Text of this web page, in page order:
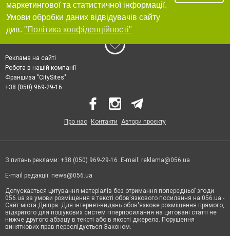
маркетингової та статистичної інформації.
Умови обробки даних відвідувачів сайту
див. "Політика конфіденційності"
Реклама на сайті
Робота в нашій компанії
Франшиза "CitySites"
+38 (050) 969-29-16
Про нас Контакти Автори проєкту
З питань реклами: +38 (050) 969-29-16. E-mail: reklama@056.ua
E-mail редакції: news@056.ua
Допускається цитування матеріалів без отримання попередньої згоди
056.ua за умови розміщення в тексті обов'язкового посилання на 056.ua -
Сайт міста Дніпра. Для інтернет-видань обов'язкове розміщення прямого,
відкритого для пошукових систем гіперпосилання на цитовані статті не
нижче другого абзацу в тексті або в якості джерела. Порушення
виняткових прав переслідується Законом.